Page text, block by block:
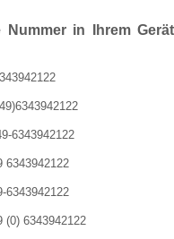
Nummer in Ihrem Gerät
6343942122
6343942122
6343942122
(0) 6343942122